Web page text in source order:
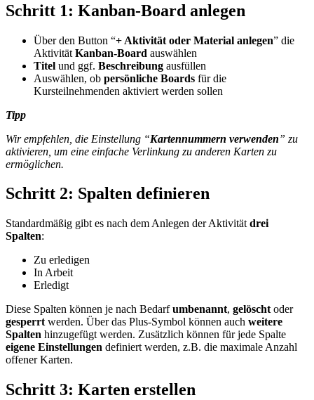
Schritt 1: Kanban-Board anlegen
Über den Button “+ Aktivität oder Material anlegen” die
Aktivität Kanban-Board auswählen
Titel und ggf. Beschreibung ausfüllen
Auswählen, ob persönliche Boards für die
Kursteilnehmenden aktiviert werden sollen
Tipp
Wir empfehlen, die Einstellung “Kartennummern verwenden” zu
aktivieren, um eine einfache Verlinkung zu anderen Karten zu
ermöglichen.
Schritt 2: Spalten definieren
Standardmäßig gibt es nach dem Anlegen der Aktivität drei
Spalten:
Zu erledigen
In Arbeit
Erledigt
Diese Spalten können je nach Bedarfumbenannt, gelöscht oder
gesperrt werden. Über das Plus-Symbol können auch weitere
Spalten hinzugefügt werden. Zusätzlich können für jede Spalte
eigene Einstellungen definiert werden, z.B. die maximale Anzahl
offener Karten.
Schritt 3: Karten erstellen